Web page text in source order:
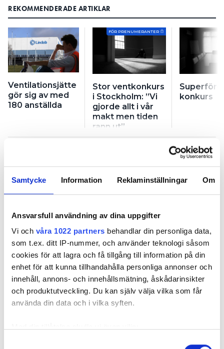
Samtycke Information Reklaminställningar Om
Ansvarsfull användning av dina uppgifter
Vi och våra 1022 partners behandlar din personliga data,
som t.ex. ditt IP-nummer, och använder teknologi såsom
cookies för att lagra och få tillgång till information på din
enhet för att kunna tillhandahålla personliga annonser och
innehåll, annons- och innehållsmätning, åskådarinsikter
och produktutveckling. Du kan själv välja vilka som får
använda din data och i vilka syften.
REKOMMENDERADE ARTIKLAR
Ventilationsjätte
gör sig av med
180 anställda
FÖR PRENUMERANTER
Stor ventkonkurs
i Stockholm: ”Vi
gjorde allt i vår
makt men tiden
rann ut”
konkurs
med 180 anställda
28 NOV 2024, 10:04